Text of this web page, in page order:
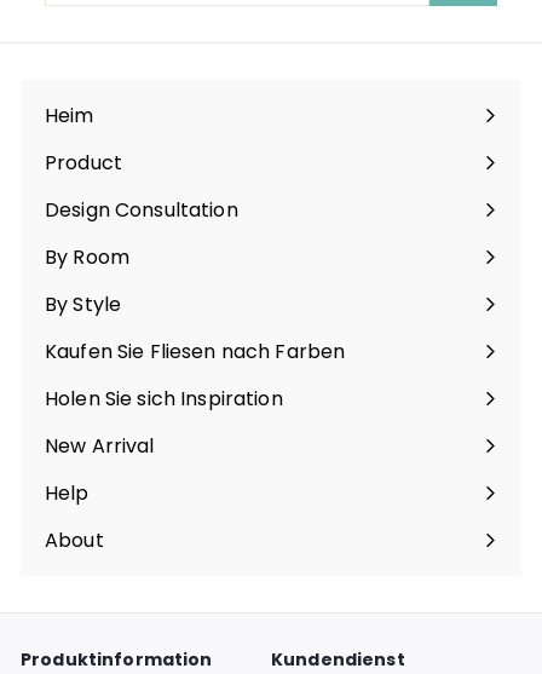
unsere
Heim
Product
Menü
maximieren
Design Consultation
By Room
Menü
maximieren
By Style
Menü
maximieren
Kaufen Sie Fliesen nach Farben
Menü
maximieren
Holen Sie sich Inspiration
Menü
maximieren
New Arrival
Help
Menü
maximieren
About
Menü
Produktinformation Kundendienst